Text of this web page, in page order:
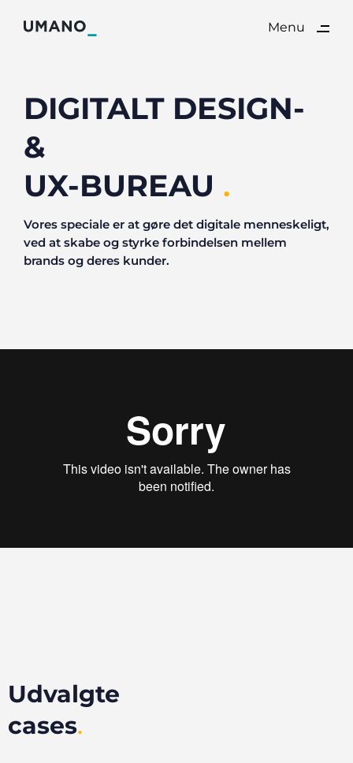
Menu
DIGITALT DESIGN-
&
UX-BUREAU .
Vores speciale er at gøre det digitale menneskeligt,
ved at skabe og styrke forbindelsen mellem
brands og deres kunder.
Udvalgte
cases.